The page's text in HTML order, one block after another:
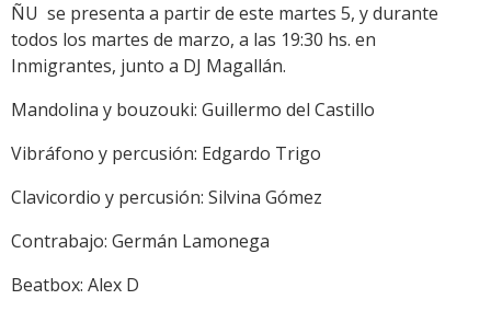
ÑU se presenta a partir de este martes 5, y durante
todos los martes de marzo, a las 19:30 hs. en
Inmigrantes, junto a DJ Magallán.
Mandolina y bouzouki: Guillermo del Castillo
Vibráfono y percusión: Edgardo Trigo
Clavicordio y percusión: Silvina Gómez
Contrabajo: Germán Lamonega
Beatbox: Alex D